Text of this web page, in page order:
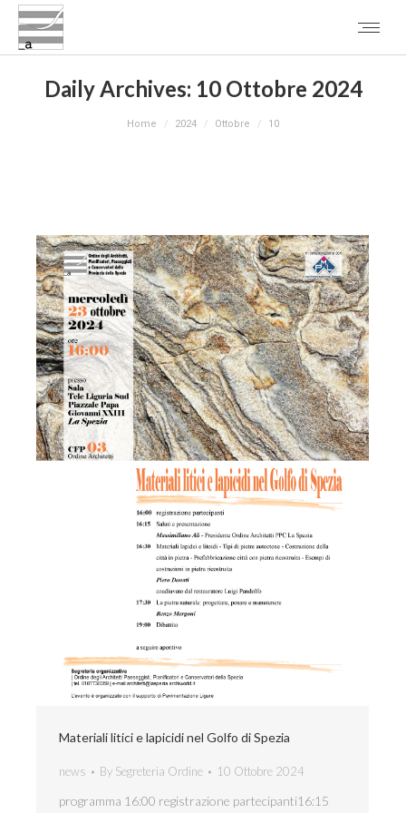
Daily Archives: 10 Ottobre 2024
Home 2024 Ottobre 10
Materiali litici e lapicidi nel Golfo di Spezia
news By Segreteria Ordine 10 Ottobre 2024
programma 16:00 registrazione partecipanti16:15